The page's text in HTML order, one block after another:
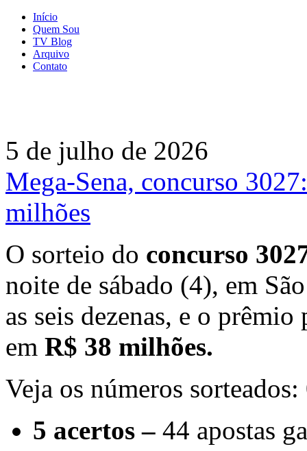
Início
Quem Sou
TV Blog
Arquivo
Contato
5 de julho de 2026
Mega-Sena, concurso
milhões
O sorteio do concurso
noite de sábado (4), em
as seis dezenas, e o
em R$ 38 milhões.
Veja os números sorteados:
5 acertos – 44 apostas